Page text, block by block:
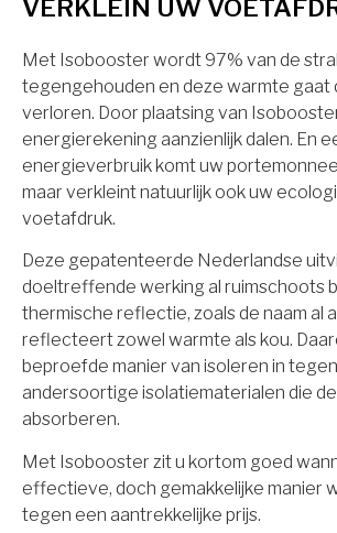
VERKLEIN UW
Met Isobooster wordt 97% van de
tegengehouden en deze warmte gaat
verloren. Door plaatsing van
energierekening aanzienlijk dalen. En
energieverbruik komt uw
maar verkleint natuurlijk ook uw
voetafdruk.
Deze gepatenteerde Nederlandse
doeltreffende werking al ruimschoots
thermische reflectie, zoals de naam al
reflecteert zowel warmte als kou.
beproefde manier van isoleren in
andersoortige isolatiematerialen die
absorberen.
Met Isobooster zit u kortom goed
effectieve, doch gemakkelijke manier
tegen een aantrekkelijke prijs.